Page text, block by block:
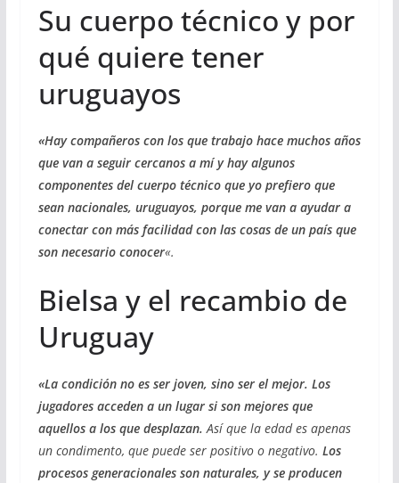
Su cuerpo técnico y por
qué quiere tener
uruguayos
«Hay compañeros con los que trabajo hace muchos años
que van a seguir cercanos a mí y hay algunos
componentes del cuerpo técnico que yo prefiero que
sean nacionales, uruguayos, porque me van a ayudar a
conectar con más facilidad con las cosas de un país que
son necesario conocer«.
Bielsa y el recambio de
Uruguay
«La condición no es ser joven, sino ser el mejor. Los
jugadores acceden a un lugar si son mejores que
aquellos a los que desplazan.Así que la edad es apenas
un condimento, que puede ser positivo o negativo. Los
procesos generacionales son naturales, y se producen